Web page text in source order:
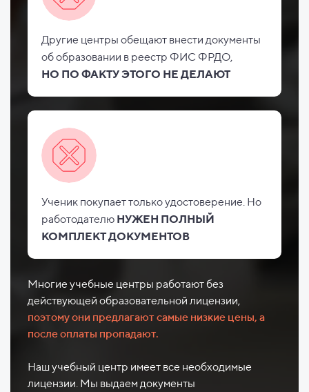
Другие центры обещают внести документы
обобразовании в реестр ФИС ФРДО,
НО ПО ФАКТУ ЭТОГО НЕ ДЕЛАЮТ
Ученик покупает только удостоверение. Но
работодателю НУЖЕН ПОЛНЫЙ
КОМПЛЕКТ ДОКУМЕНТОВ
Многие учебные центры работают без
действующей образовательной лицензии,
поэтому они предлагают самые низкие цены, а
после оплаты пропадают.
Наш учебный центр имеет все необходимые
лицензии. Мы выдаем документы